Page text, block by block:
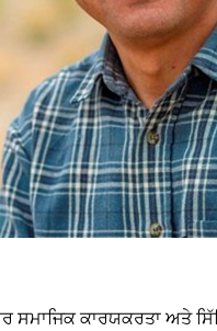
ਸਮਾਜਿਕ ਕਾਰਯਕਰਤਾ ਅਤੇ